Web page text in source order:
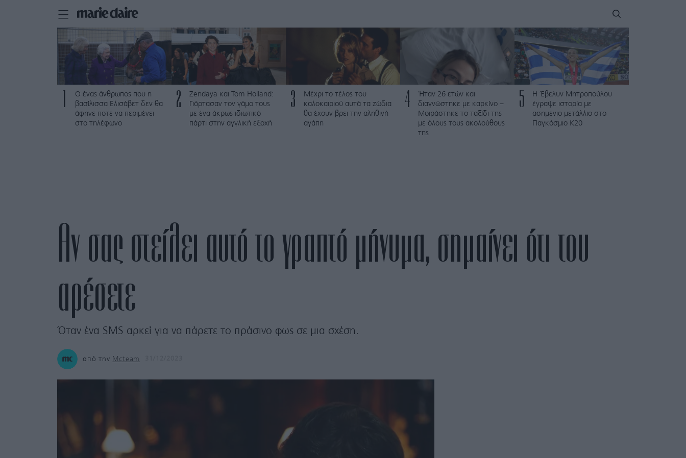
Ο ένας άνθρωπος που η
βασίλισσα Ελισάβετ δεν θα
άφηνε ποτέ να περιμένει
στο τηλέφωνο
2
Zendaya και Tom Holland:
Γιόρτασαν τον γάμο τους
με ένα άκρως ιδιωτικό
πάρτι στην αγγλική εξοχή
3
Μέχρι το τέλος του
καλοκαιριού αυτά τα ζώδια
θα έχουν βρει την αληθινή
αγάπη
4
Ήταν 26 ετών και
διαγνώστηκε με καρκίνο –
Μοιράστηκε το ταξίδι της
με όλους τους ακολούθους
της
5
Η Έβελυν Μητροπούλου
έγραψε ιστορία με
ασημένιο μετάλλιο στο
Παγκόσμιο Κ20
Αν σας στείλει αυτό το γραπτό μήνυμα, σημαίνει ότι του
αρέσετε
Όταν ένα SMS αρκεί για να πάρετε το πράσινο φως σε μια σχέση.
από την Mcteam